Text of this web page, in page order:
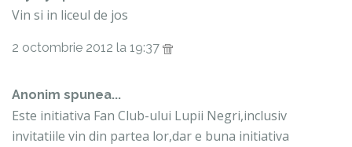
Vin si in liceul de jos
2 octombrie 2012 la 19:37
Anonim spunea...
Este initiativa Fan Club-ului Lupii Negri,inclusiv
invitatiile vin din partea lor,dar e buna initiativa